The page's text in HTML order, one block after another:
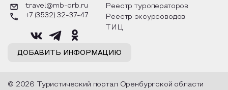
Дед Мороз и откуда он пришел, как
его называют в разных уголках
страны и как появились елочные
каждой строчке
восхищение
яркому времени
ДОБАВИТЬ ИНФОРМАЦИЮ
travel@mb-orb.ru
+7 (3532) 32-37-47
Реестр туроператоров
Реестр эксурсоводов
ТИЦ
© 2026 Туристический портал Оренбургской области